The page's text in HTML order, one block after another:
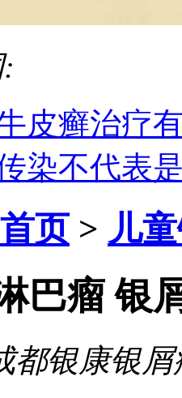
皮癣治疗
染不代表
首页> 儿
巴瘤 银
都银康银